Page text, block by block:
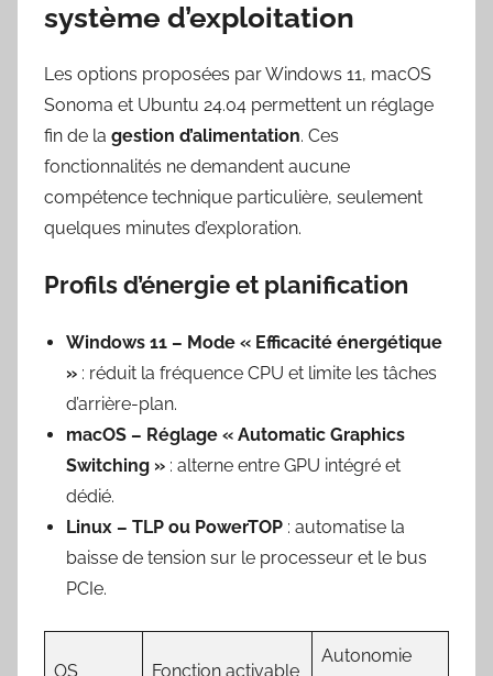
système d’exploitation
Les options proposées par Windows 11, macOS
Sonoma et Ubuntu 24.04 permettent un réglage
fin de la gestion d’alimentation. Ces
fonctionnalités ne demandent aucune
compétence technique particulière, seulement
quelques minutes d’exploration.
Profils d’énergie et planification
Windows 11 – Mode « Efficacité énergétique
» : réduit la fréquence CPU et limite les tâches
d’arrière-plan.
macOS – Réglage « Automatic Graphics
Switching » : alterne entre GPU intégré et
dédié.
Linux – TLP ou PowerTOP : automatise la
baisse de tension sur le processeur et le bus
PCIe.
OS Fonction activable
Autonomie